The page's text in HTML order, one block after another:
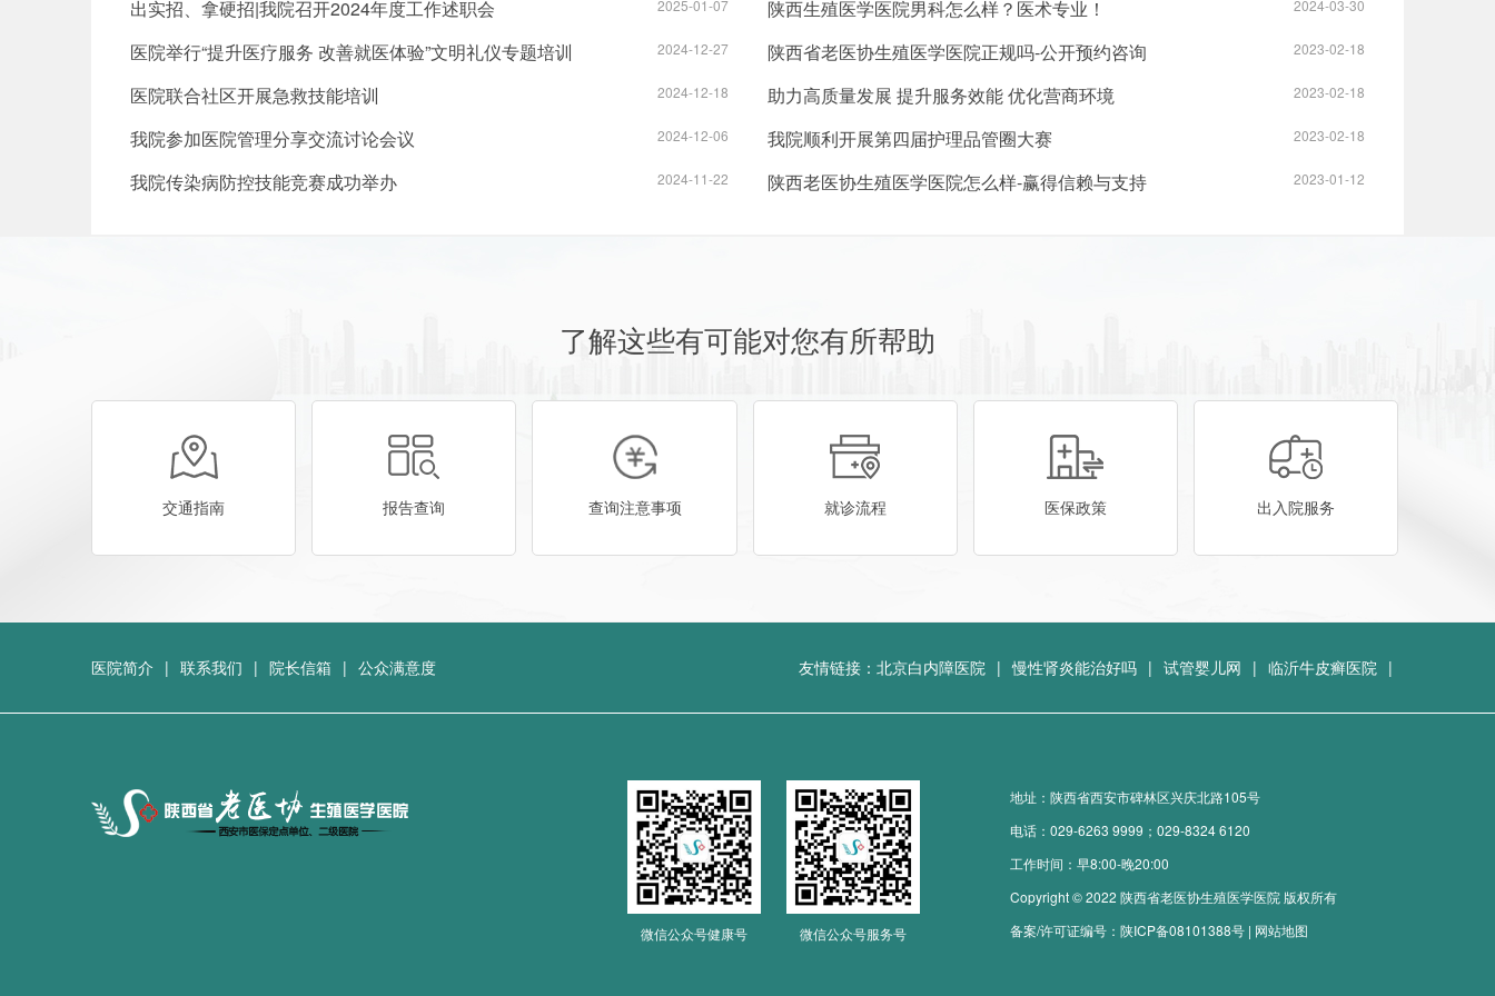
2025-01-07
出实招、拿硬招|我院召开2024年度工作述职会
2024-12-27
医院举行“提升医疗服务 改善就医体验”文明礼仪专题培训
2024-12-18
医院联合社区开展急救技能培训
2024-12-06
我院参加医院管理分享交流讨论会议
2024-11-22
我院传染病防控技能竞赛成功举办
2024-03-30
陕西生殖医学医院男科怎么样？医术专业！
2023-02-18
陕西省老医协生殖医学医院正规吗-公开预约咨询
2023-02-18
助力高质量发展 提升服务效能 优化营商环境
2023-02-18
我院顺利开展第四届护理品管圈大赛
2023-01-12
陕西老医协生殖医学医院怎么样-赢得信赖与支持
了解这些有可能对您有所帮助
交通指南 报告查询 查询注意事项 就诊流程 医保政策 出入院服务
医院简介 | 联系我们 | 院长信箱 | 公众满意度 友情链接： 北京白内障医院 | 慢性肾炎能治好吗 | 试管婴儿网 | 临沂牛皮癣医院 |
微信公众号健康号 微信公众号服务号
地址：陕西省西安市碑林区兴庆北路105号
电话： 029-6263 9999；029-8324 6120
工作时间：早8:00-晚20:00
Copyright © 2022 陕西省老医协生殖医学医院 版权所有
备案/许可证编号： 陕ICP备08101388号 | 网站地图